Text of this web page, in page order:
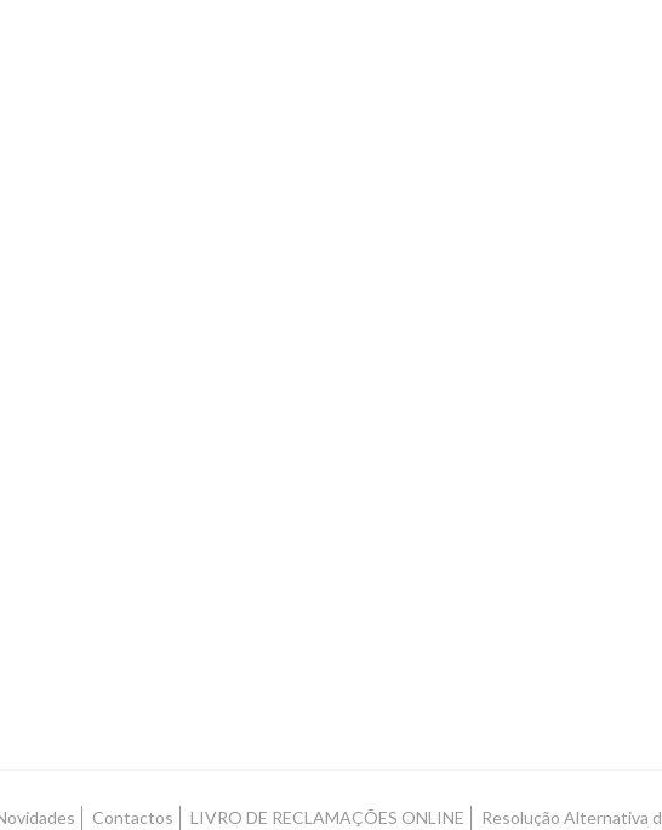
Contactos LIVRO DE RECLAMAÇÕES ONLINE Resolução Alternativa